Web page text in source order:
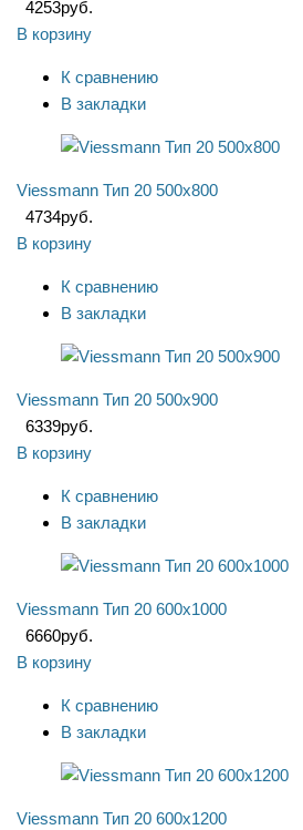
4253руб.
В корзину
К сравнению
В закладки
Viessmann Тип 20 500x800
4734руб.
В корзину
К сравнению
В закладки
Viessmann Тип 20 500x900
6339руб.
В корзину
К сравнению
В закладки
Viessmann Тип 20 600x1000
6660руб.
В корзину
К сравнению
В закладки
Viessmann Тип 20 600x1200